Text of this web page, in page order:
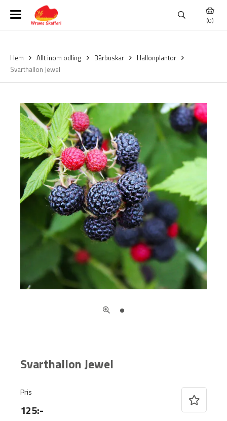
(0)
Hem Allt inom odling Bärbuskar
Hallonplantor
Svarthallon Jewel
Svarthallon Jewel
Pris
125:-